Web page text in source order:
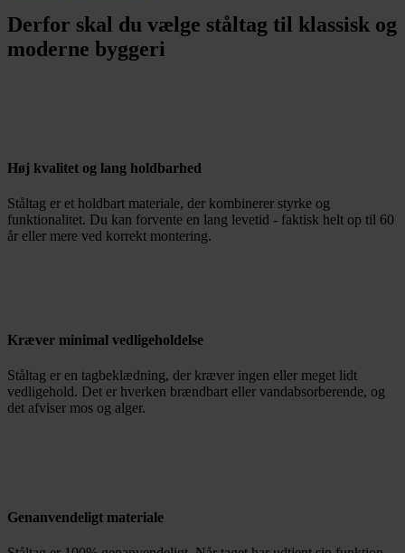
Derfor skal du vælge ståltag til klassisk og
moderne byggeri
Høj kvalitet og lang holdbarhed
Ståltag er et holdbart materiale, der kombinerer styrke og
funktionalitet. Du kan forvente en lang levetid - faktisk helt op til 60
år eller mere ved korrekt montering.
Kræver minimal vedligeholdelse
Ståltag er en tagbeklædning, der kræver ingen eller meget lidt
vedligehold. Det er hverken brændbart eller vandabsorberende, og
det afviser mos og alger.
Genanvendeligt materiale